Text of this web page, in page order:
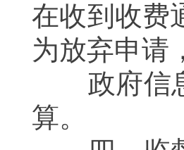
在收到收费
为放弃申请
政府信息
算。